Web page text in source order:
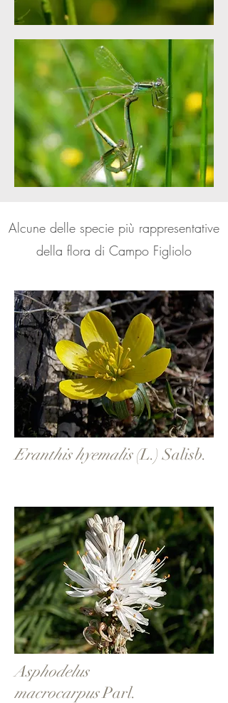
Alcune delle specie più rappresentative
della flora di Campo Figliolo
Eranthis hyemalis(L.) Salisb.
Asphodelus
macrocarpusParl.